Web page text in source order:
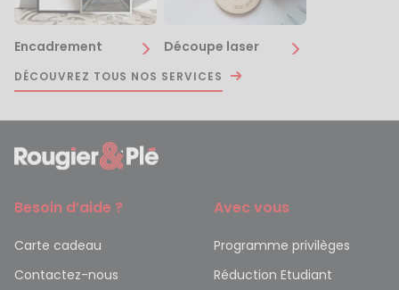
Encadrement Découpe laser
DÉCOUVREZ TOUS NOS SERVICES
Besoin d’aide ?
Carte cadeau
Contactez-nous
Avec vous
Programme privilèges
Réduction Etudiant